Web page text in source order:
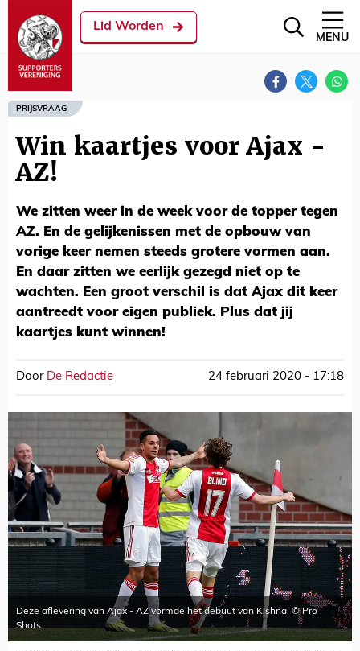
Lid Worden
MENU
PRIJSVRAAG
Win kaartjes voor Ajax -
AZ!
We zitten weer in de week voor de topper tegen
AZ. En de gelijkenissen met de opbouw van
vorige keer nemen steeds grotere vormen aan.
En daar zitten we eerlijk gezegd niet op te
wachten. Een groot verschil is dat Ajax dit keer
aantreedt voor eigen publiek. Plus dat jij
kaartjes kunt winnen!
Door De Redactie 24 februari 2020 - 17:18
Deze aflevering van Ajax - AZ vormde het debuut van Kishna. © Pro
Shots